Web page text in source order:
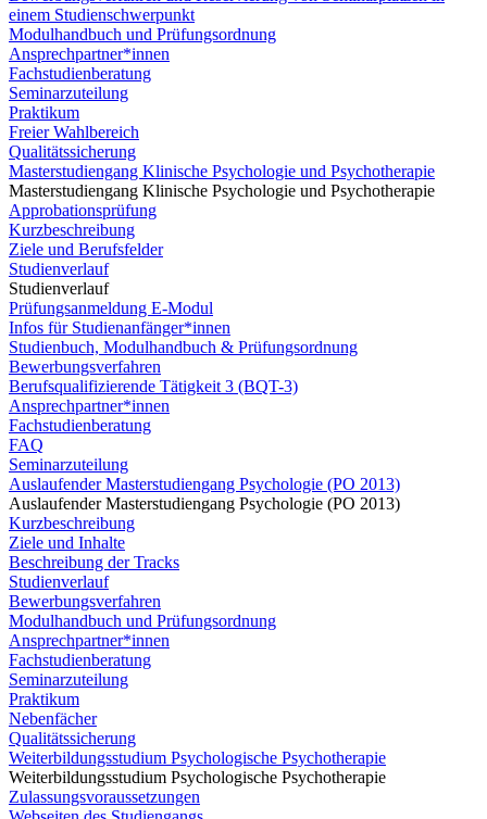
einem Studienschwerpunkt
Modulhandbuch und Prüfungsordnung
Ansprechpartner*innen
Fachstudienberatung
Seminarzuteilung
Praktikum
Freier Wahlbereich
Qualitätssicherung
Masterstudiengang Klinische Psychologie und Psychotherapie
Masterstudiengang Klinische Psychologie und Psychotherapie
Approbationsprüfung
Kurzbeschreibung
Ziele und Berufsfelder
Studienverlauf
Studienverlauf
Prüfungsanmeldung E-Modul
Infos für Studienanfänger*innen
Studienbuch, Modulhandbuch & Prüfungsordnung
Bewerbungsverfahren
Berufsqualifizierende Tätigkeit 3 (BQT-3)
Ansprechpartner*innen
Fachstudienberatung
FAQ
Seminarzuteilung
Auslaufender Masterstudiengang Psychologie (PO 2013)
Auslaufender Masterstudiengang Psychologie (PO 2013)
Kurzbeschreibung
Ziele und Inhalte
Beschreibung der Tracks
Studienverlauf
Bewerbungsverfahren
Modulhandbuch und Prüfungsordnung
Ansprechpartner*innen
Fachstudienberatung
Seminarzuteilung
Praktikum
Nebenfächer
Qualitätssicherung
Weiterbildungsstudium Psychologische Psychotherapie
Weiterbildungsstudium Psychologische Psychotherapie
Zulassungsvoraussetzungen